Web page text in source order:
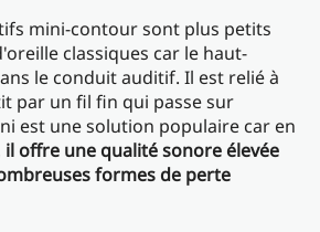
mini-contour sont plus petits
classiques car le haut-
le conduit auditif. Il est relié à
par un fil fin qui passe sur
est une solution populaire car en
il offre une qualité sonore élevée
formes de perte